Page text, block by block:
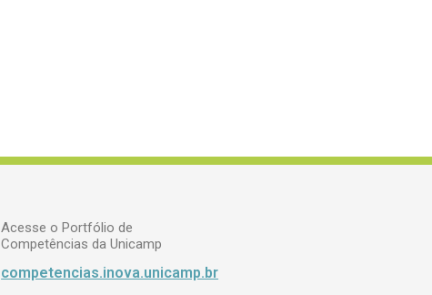
Acesse o Portfólio de
Competências da Unicamp
competencias.inova.unicamp.br